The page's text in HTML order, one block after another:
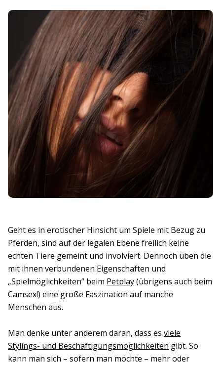
Geht es in erotischer Hinsicht um Spiele mit Bezug zu
Pferden, sind auf der legalen Ebene freilich keine
echten Tiere gemeint und involviert. Dennoch üben die
mit ihnen verbundenen Eigenschaften und
„Spielmöglichkeiten“ beim Petplay(übrigens auch beim
Camsex!) eine große Faszination auf manche
Menschen aus.
Man denke unter anderem daran, dass es viele
Stylings- und Beschäftigungsmöglichkeiten gibt. So
kann man sich – sofern man möchte – mehr oder